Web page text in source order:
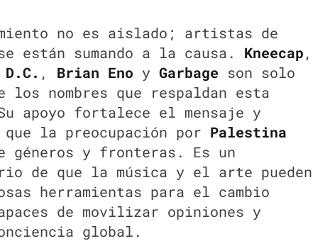
no es aislado; artistas de
están sumando a la causa. Kneecap,
, Brian Eno y Garbage son solo
los nombres que respaldan esta
apoyo fortalece el mensaje y
que la preocupación por Palestina
géneros y fronteras. Es un
de que la música y el arte pueden
herramientas para el cambio
de movilizar opiniones y
global.